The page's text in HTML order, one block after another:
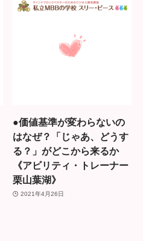
●価値基準が変わらないの
はなぜ？「じゃあ、どうす
る？」がどこから来るか
《アビリティ・トレーナー
栗山葉湖》
2021年4月26日